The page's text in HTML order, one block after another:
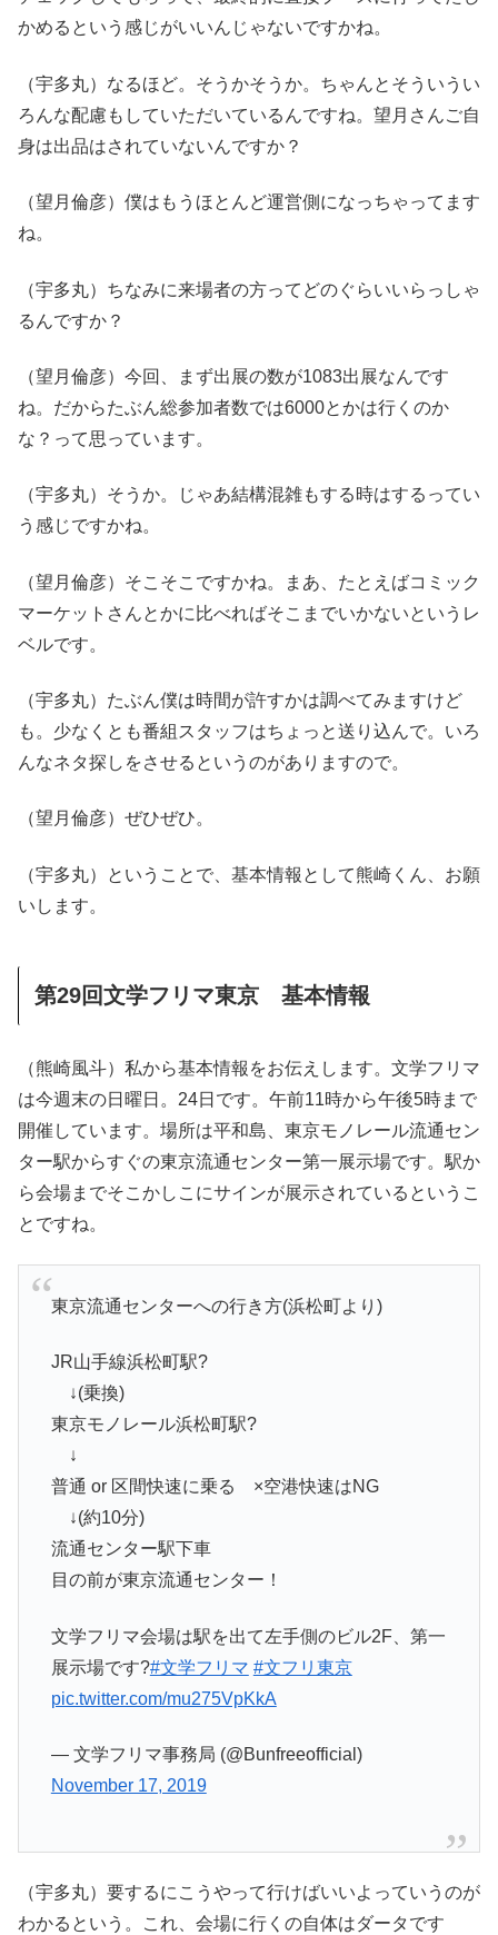
かめるという感じがいいんじゃないですかね。
（宇多丸）なるほど。そうかそうか。ちゃんとそういうい
ろんな配慮もしていただいているんですね。望月さんご自
身は出品はされていないんですか？
（望月倫彦）僕はもうほとんど運営側になっちゃってます
ね。
（宇多丸）ちなみに来場者の方ってどのぐらいいらっしゃ
るんですか？
（望月倫彦）今回、まず出展の数が1083出展なんです
ね。だからたぶん総参加者数では6000とかは行くのか
な？って思っています。
（宇多丸）そうか。じゃあ結構混雑もする時はするってい
う感じですかね。
（望月倫彦）そこそこですかね。まあ、たとえばコミック
マーケットさんとかに比べればそこまでいかないというレ
ベルです。
（宇多丸）たぶん僕は時間が許すかは調べてみますけど
も。少なくとも番組スタッフはちょっと送り込んで。いろ
んなネタ探しをさせるというのがありますので。
（望月倫彦）ぜひぜひ。
（宇多丸）ということで、基本情報として熊崎くん、お願
いします。
第29回文学フリマ東京 基本情報
（熊崎風斗）私から基本情報をお伝えします。文学フリマ
は今週末の日曜日。24日です。午前11時から午後5時まで
開催しています。場所は平和島、東京モノレール流通セン
ター駅からすぐの東京流通センター第一展示場です。駅か
ら会場までそこかしこにサインが展示されているというこ
とですね。
東京流通センターへの行き方(浜松町より)
JR山手線浜松町駅?
↓(乗換)
東京モノレール浜松町駅?
↓
普通 or 区間快速に乗る ×空港快速はNG
↓(約10分)
流通センター駅下車
目の前が東京流通センター！
文学フリマ会場は駅を出て左手側のビル2F、第一
展示場です?#文学フリマ #文フリ東京
pic.twitter.com/mu275VpKkA
— 文学フリマ事務局 (@Bunfreeofficial)
November 17, 2019
（宇多丸）要するにこうやって行けばいいよっていうのが
わかるという。これ、会場に行くの自体はダータです